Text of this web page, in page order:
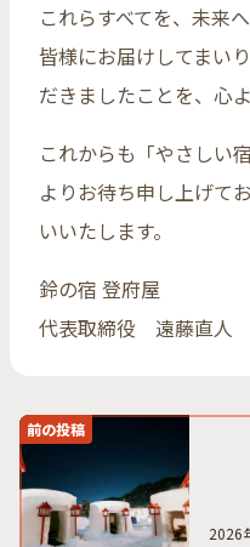
これらすべてを、未来
皆様にお届けしてまい
だきましたことを、心
これからも「やさしい
よりお待ち申し上げて
いいたします。
鈴の宿 登府屋
代表取締役 遠藤直人
前の投稿
2026